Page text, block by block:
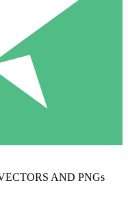
AND PNGs